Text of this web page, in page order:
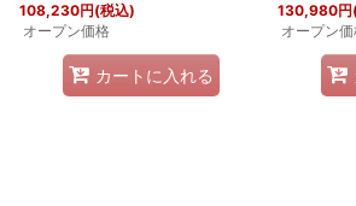
108,230円(税込)
オープン価格
カートに入れる
130,980円
オープン